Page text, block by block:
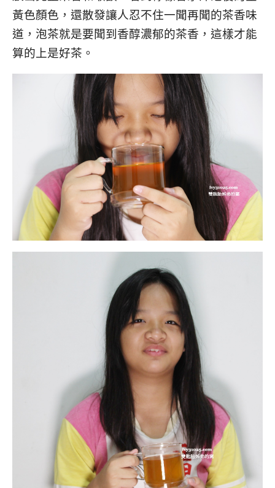
黃色顏色，還散發讓人忍不住一聞再聞的茶香味
道，泡茶就是要聞到香醇濃郁的茶香，這樣才能
算的上是好茶。